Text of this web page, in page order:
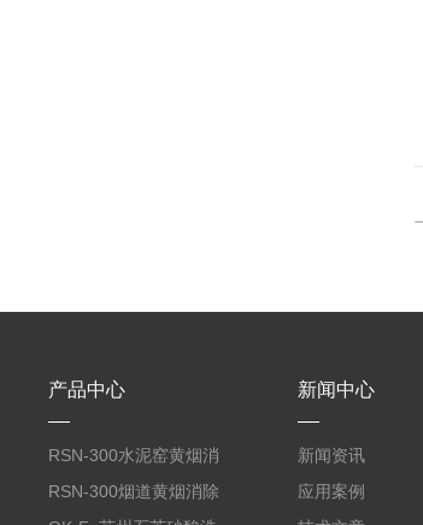
产品中心
RSN-300水泥窑黄烟消
除剂
RSN-300烟道黄烟消除
新闻中心
新闻资讯
应用案例